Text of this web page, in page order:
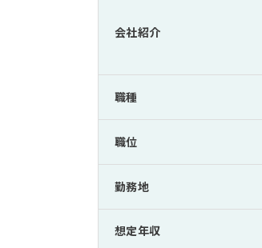
会社紹介
職種
職位
勤務地
想定年収